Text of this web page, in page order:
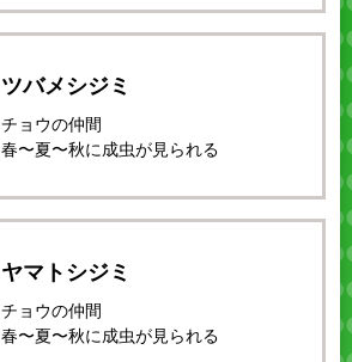
ツバメシジミ
チョウの仲間
春〜夏〜秋に成虫が見られる
ヤマトシジミ
チョウの仲間
春〜夏〜秋に成虫が見られる